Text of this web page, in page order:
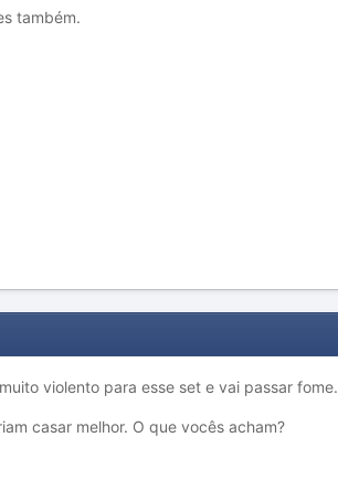
também.
violento para esse set e vai passar fome.
casar melhor. O que vocês acham?